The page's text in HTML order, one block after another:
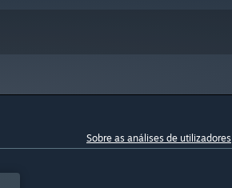
Sobre as análises de utilizadores